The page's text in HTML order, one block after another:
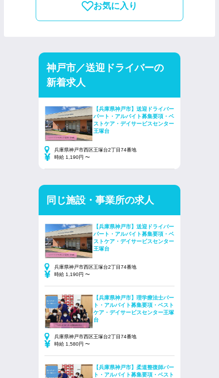
お気に入り
神戸市／送迎ドライバーの
新着求人
【兵庫県神戸市】送迎ドライバー
パート・アルバイト募集要項・ベ
ストケア・デイサービスセンター
王塚台
兵庫県神戸市西区王塚台2丁目74番地
時給 1,190円 〜
同じ施設・事業所の求人
【兵庫県神戸市】送迎ドライバー
パート・アルバイト募集要項・ベ
ストケア・デイサービスセンター
王塚台
兵庫県神戸市西区王塚台2丁目74番地
時給 1,190円 〜
【兵庫県神戸市】理学療法士パー
ト・アルバイト募集要項・ベスト
ケア・デイサービスセンター王塚
台
兵庫県神戸市西区王塚台2丁目74番地
時給 1,580円 〜
【兵庫県神戸市】柔道整復師パー
ト・アルバイト募集要項・ベスト